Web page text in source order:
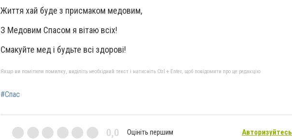
Життя хай буде з присмаком медовим,
З Медовим Спасом я вітаю всіх!
Смакуйте мед і будьте всі здорові!
Якщо ви помітили помилку, виділіть необхідний текст і натисніть Ctrl + Enter, щоб повідомити про це редакцію
#Спас
0,0 Оцініть першим Авторизуйтесь